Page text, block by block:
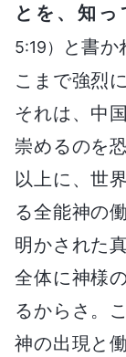
とを、知っ
5:19）
と書か
こまで強烈
それは、中
崇めるのを
以上に、世
る全能神の
明かされた
全体に神様
るからさ。
神の出現と